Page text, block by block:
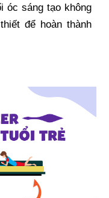
óc sáng tạo không
để hoàn thành